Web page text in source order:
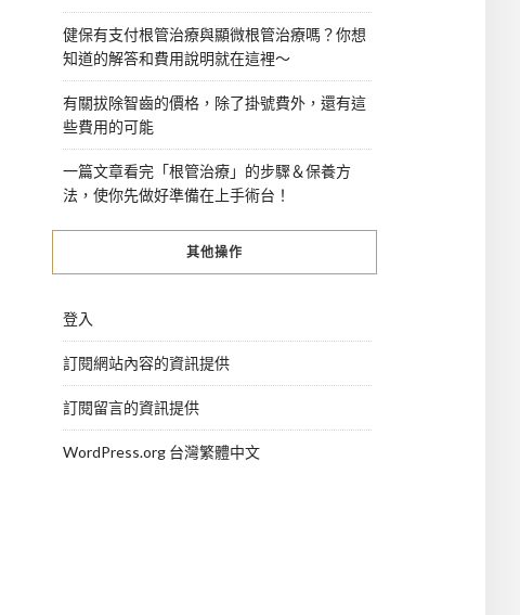
健保有支付根管治療與顯微根管治療嗎？你想
知道的解答和費用說明就在這裡～
有關拔除智齒的價格，除了掛號費外，還有這
些費用的可能
一篇文章看完「根管治療」的步驟＆保養方
法，使你先做好準備在上手術台！
其他操作
登入
訂閱網站內容的資訊提供
訂閱留言的資訊提供
WordPress.org 台灣繁體中文